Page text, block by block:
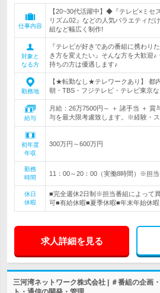
仕事内容
【20~30代活躍中】◆『テレビ×ミセ
リズム02』などの人気バラエティだ
組など幅広く制作!
対象と
なる方
『テレビが好きであの番組に携わり
き方を変えたい』そんな方を大歓迎
持ちの方は優遇します♪
勤務地
【★転勤なし★テレワークあり】 都
朝・TBS・フジテレビ・テレビ東京
給与
月給：26万7500円～ ＋ 諸手当 ＋
与を最大限考慮致します。※経験・
初年度
年収
300万円～600万円
勤務
時間
11：00～20：00（実働8時間）※担当
休日
休暇
■完全週休2日制※担当番組によって
可■有給休暇■夏季休暇■年末年始休
求人詳細を見る
三河湾ネットワーク株式会社 | ＃番組の企画